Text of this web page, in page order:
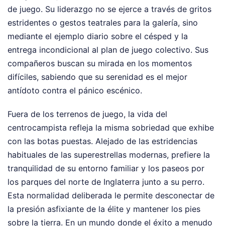
de juego. Su liderazgo no se ejerce a través de gritos
estridentes o gestos teatrales para la galería, sino
mediante el ejemplo diario sobre el césped y la
entrega incondicional al plan de juego colectivo. Sus
compañeros buscan su mirada en los momentos
difíciles, sabiendo que su serenidad es el mejor
antídoto contra el pánico escénico.
Fuera de los terrenos de juego, la vida del
centrocampista refleja la misma sobriedad que exhibe
con las botas puestas. Alejado de las estridencias
habituales de las superestrellas modernas, prefiere la
tranquilidad de su entorno familiar y los paseos por
los parques del norte de Inglaterra junto a su perro.
Esta normalidad deliberada le permite desconectar de
la presión asfixiante de la élite y mantener los pies
sobre la tierra. En un mundo donde el éxito a menudo